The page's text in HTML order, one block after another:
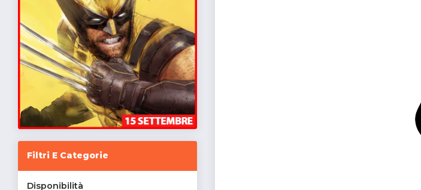
Filtri E Categorie
Disponibilità